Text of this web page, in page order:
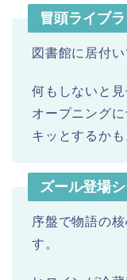
冒頭ライブ
図書館に居付
何もしないと
オープニング
キッとするかも
ズール登場
序盤で物語の
す。